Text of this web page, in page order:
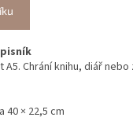
Chrání knihu, diář
40 × 22,5 cm